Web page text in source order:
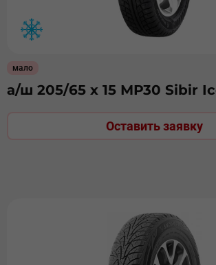
мало
а/ш 205/65 х 15 МР30 Sibir
Оставить заявку